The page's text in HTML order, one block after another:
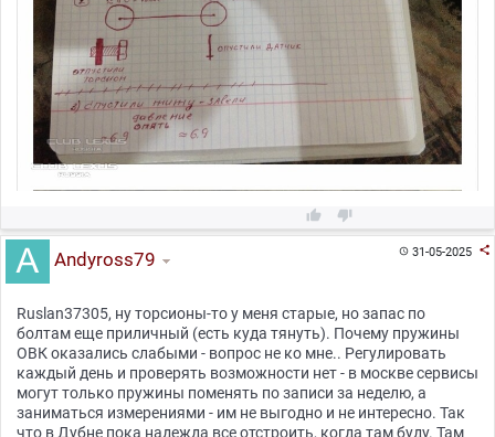
 
31-05-2025 
Andyross79
Ruslan37305, ну торсионы-то у меня старые, но запас по
болтам еще приличный (есть куда тянуть). Почему пружины
ОВК оказались слабыми - вопрос не ко мне.. Регулировать
каждый день и проверять возможности нет - в москве сервисы
могут только пружины поменять по записи за неделю, а
заниматься измерениями - им не выгодно и не интересно. Так
что в Дубне пока надежда все отстроить, когда там буду. Там